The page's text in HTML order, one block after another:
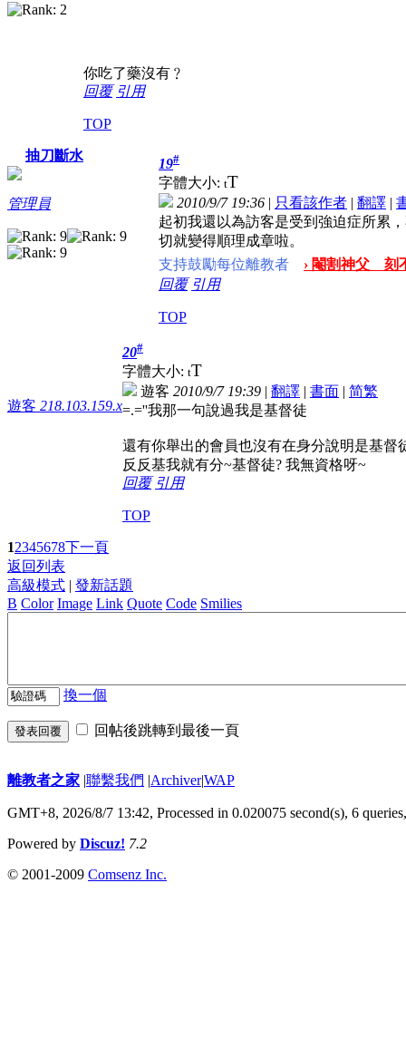
你吃了藥沒有﹖
回覆 引用
TOP
抽刀斷水
管理員
19#
字體大小: tT
2010/9/7 19:36 | 只看該作者 | 翻譯 |
起初我還以為訪客是受到強迫症所累
切就變得順理成章啦。
支持鼓勵每位離教者
› 閹割神父 刻
回覆 引用
TOP
遊客 218.103.159.x
20#
字體大小: tT
遊客 2010/9/7 19:39 | 翻譯 | 書面 | 简繁
=.=''我那一句說過我是基督徒
還有你舉出的會員也沒有在身分說明是基督
反反基我就有分~基督徒? 我無資格呀~
回覆 引用
TOP
12345678下一頁
返回列表
高級模式 | 發新話題
B Color Image Link Quote Code Smilies
換一個
發表回覆 回帖後跳轉到最後一頁
離教者之家 |聯繫我們 |Archiver|WAP
GMT+8, 2026/8/7 13:42, Processed in 0.020075 second(s), 6
Powered by Discuz! 7.2
© 2001-2009 Comsenz Inc.